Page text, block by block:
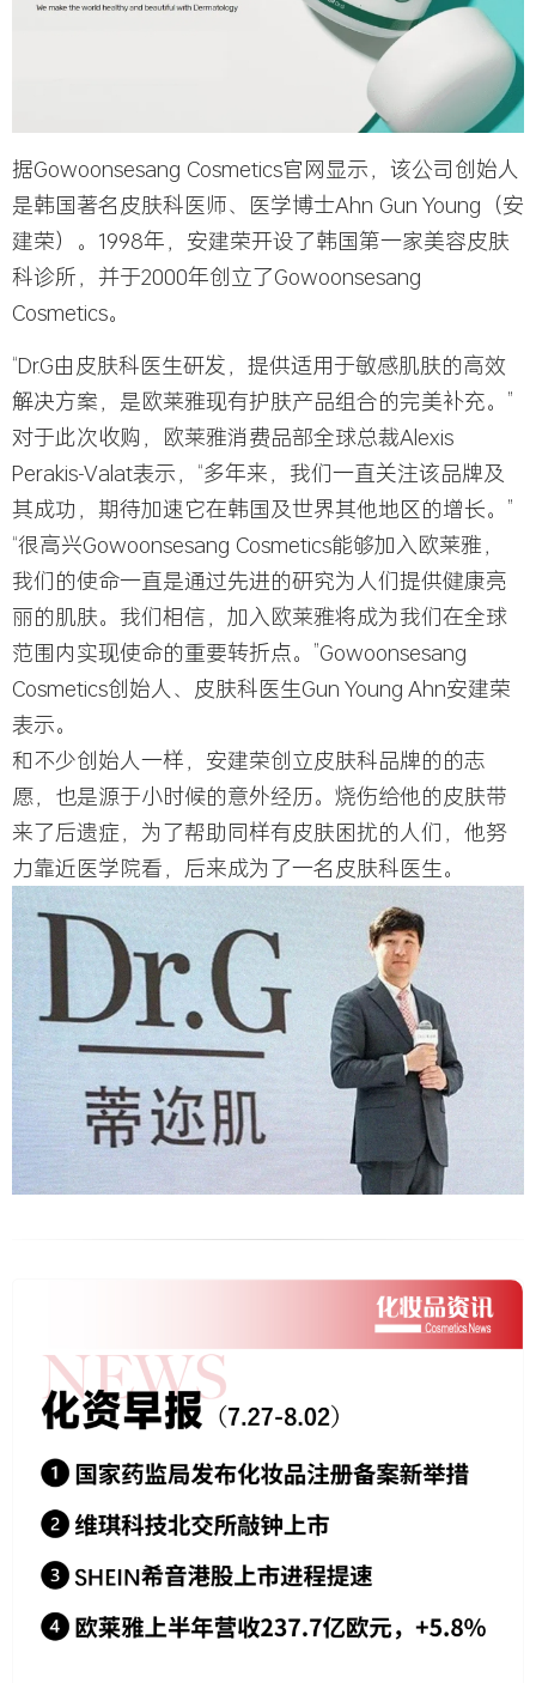
据Gowoonsesang Cosmetics官网显示，该公司创始人
是韩国著名皮肤科医师、医学博士Ahn Gun Young（安
建荣）。1998年，安建荣开设了韩国第一家美容皮肤
科诊所，并于2000年创立了Gowoonsesang
Cosmetics。
“Dr.G由皮肤科医生研发，提供适用于敏感肌肤的高效
解决方案，是欧莱雅现有护肤产品组合的完美补充。”
对于此次收购，欧莱雅消费品部全球总裁Alexis
Perakis-Valat表示，“多年来，我们一直关注该品牌及
其成功，期待加速它在韩国及世界其他地区的增长。”
“很高兴Gowoonsesang Cosmetics能够加入欧莱雅，
我们的使命一直是通过先进的研究为人们提供健康亮
丽的肌肤。我们相信，加入欧莱雅将成为我们在全球
范围内实现使命的重要转折点。”Gowoonsesang
Cosmetics创始人、皮肤科医生Gun Young Ahn安建荣
表示。
和不少创始人一样，安建荣创立皮肤科品牌的的志
愿，也是源于小时候的意外经历。烧伤给他的皮肤带
来了后遗症，为了帮助同样有皮肤困扰的人们，他努
力靠近医学院看，后来成为了一名皮肤科医生。